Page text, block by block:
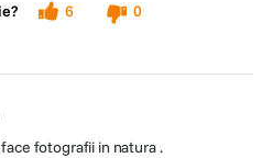
6
0
fotografii in natura .